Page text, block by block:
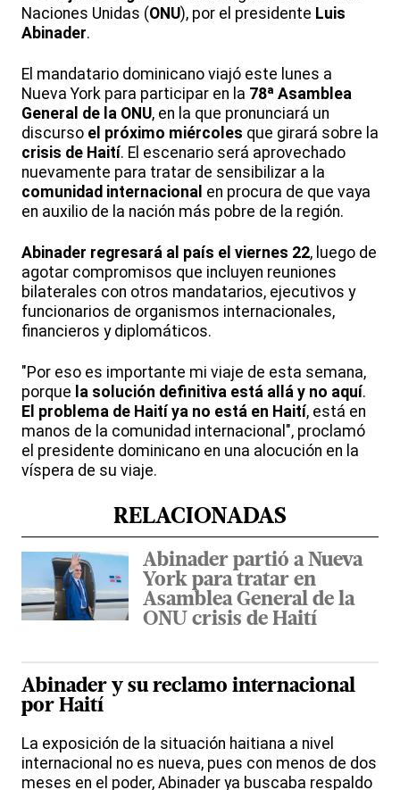
Naciones Unidas (ONU), por el presidente Luis
Abinader.
El mandatario dominicano viajó este lunes a
Nueva York para participar en la 78ª Asamblea
General de la ONU, en la que pronunciará un
discurso el próximo miércoles que girará sobre la
crisis de Haití. El escenario será aprovechado
nuevamente para tratar de sensibilizar a la
comunidad internacional en procura de que vaya
en auxilio de la nación más pobre de la región.
Abinader regresará al país el viernes 22, luego de
agotar compromisos que incluyen reuniones
bilaterales con otros mandatarios, ejecutivos y
funcionarios de organismos internacionales,
financieros y diplomáticos.
"Por eso es importante mi viaje de esta semana,
porque la solución definitiva está allá y no aquí.
El problema de Haití ya no está en Haití, está en
manos de la comunidad internacional", proclamó
el presidente dominicano en una alocución en la
víspera de su viaje.
RELACIONADAS
Abinader partió a Nueva
York para tratar en
Asamblea General de la
ONU crisis de Haití
Abinader y su reclamo internacional
por Haití
La exposición de la situación haitiana a nivel
internacional no es nueva, pues con menos de dos
meses en el poder, Abinader ya buscaba respaldo